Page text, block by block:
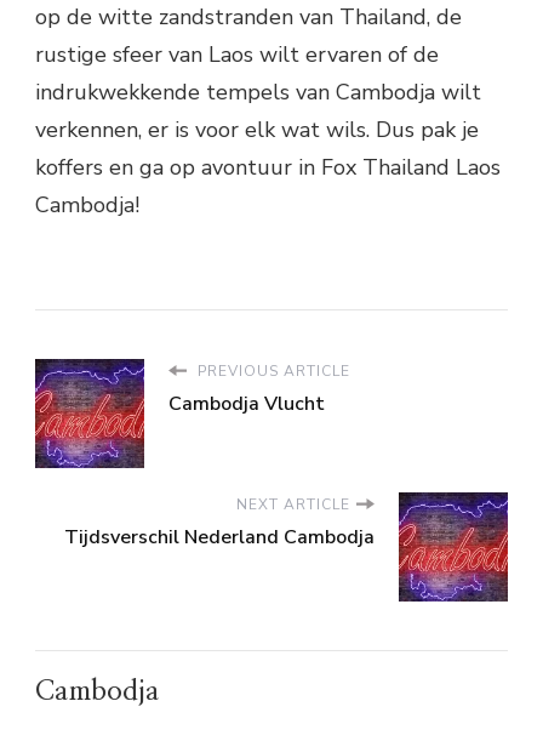
op de witte zandstranden van Thailand, de
rustige sfeer van Laos wilt ervaren of de
indrukwekkende tempels van Cambodja wilt
verkennen, er is voor elk wat wils. Dus pak je
koffers en ga op avontuur in Fox Thailand Laos
Cambodja!
PREVIOUS ARTICLE
Cambodja Vlucht
NEXT ARTICLE
Tijdsverschil Nederland Cambodja
Cambodja